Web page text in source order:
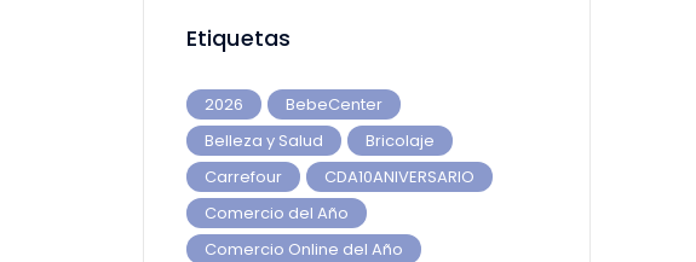
Etiquetas
2026
BebeCenter
Belleza y Salud
Bricolaje
Carrefour
CDA10ANIVERSARIO
Comercio del Año
Comercio Online del Año